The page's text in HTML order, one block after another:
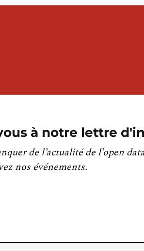
à notre lettre
de l’actualité de l’open
nos événements.